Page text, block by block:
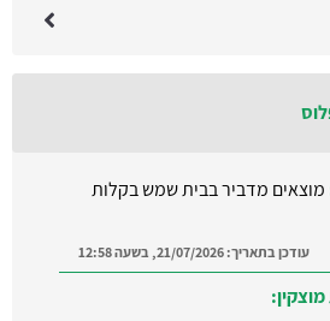
מוצאים מדביר בבית שמש בקלות